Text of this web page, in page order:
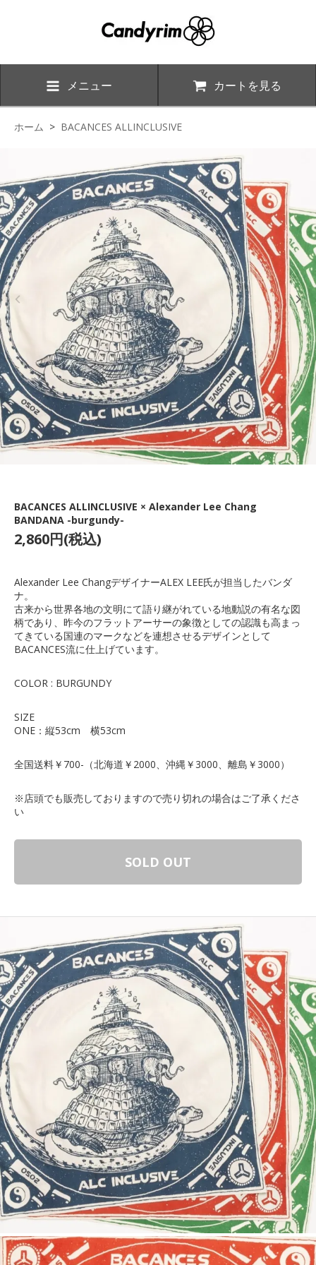
メニュー カートを見る
ホーム > BACANCES ALLINCLUSIVE
BACANCES ALLINCLUSIVE × Alexander Lee Chang
BANDANA -burgundy-
2,860円(税込)
Alexander Lee ChangデザイナーALEX LEE氏が担当したバンダ
ナ。
古来から世界各地の文明にて語り継がれている地動説の有名な図
柄であり、昨今のフラットアーサーの象徴としての認識も高まっ
てきている国連のマークなどを連想させるデザインとして
BACANCES流に仕上げています。
COLOR : BURGUNDY
SIZE
ONE：縦53cm 横53cm
全国送料￥700-（北海道￥2000、沖縄￥3000、離島￥3000）
※店頭でも販売しておりますので売り切れの場合はご了承くださ
い
SOLD OUT